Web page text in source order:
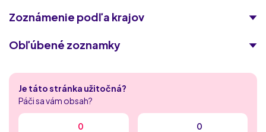
Zoznámenie podľa krajov
Obľúbené zoznamky
Singles 50
Laskavokoli.com
Je táto stránka užitočná?
Páči sa vám obsah?
0 0